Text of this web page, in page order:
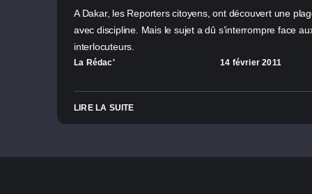
A Dakar, les Reporters citoyens, ont découvert une
avec discipline. Mais le sujet a dû s’interrompre face
interlocuteurs.
La Rédac' 14 février 2011
LIRE LA SUITE